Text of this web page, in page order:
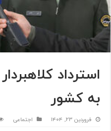
به کشور
فروردین ۲۳, ۱۴۰۴ اجتماعی